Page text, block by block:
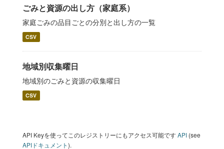
ごみと資源の出し方（家庭系）
家庭ごみの品目ごとの分別と出し方の一覧
CSV
地域別収集曜日
地域別のごみと資源の収集曜日
CSV
API Keyを使ってこのレジストリーにもアクセス可能ですAPI (see
APIドキュメント).